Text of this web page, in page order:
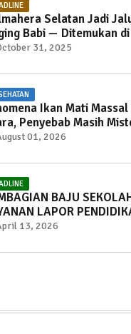
Selatan Jadi
Babi — Ditemukan di
ke Weda, Warga
31, 2025
Ikan Mati
Penyebab Masih
01, 2026
BAJU
LAPOR
PEDULI BANGSA
13, 2026